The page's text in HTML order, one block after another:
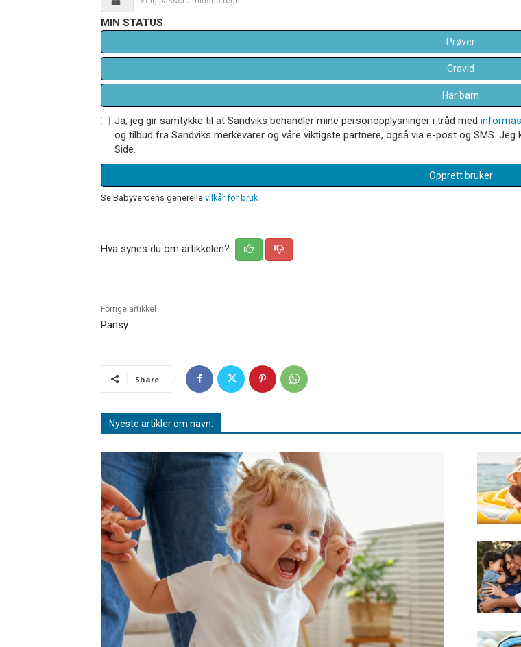
MIN STATUS
Prøver
Gravid
Har barn
Ja, jeg gir samtykke til at Sandviks behandler mine personopplysninger i tråd med
og tilbud fra Sandviks merkevarer og våre viktigste partnere, også via e-post og SMS.
Side.
Opprett bruker
Se Babyverdens generelle vilkår for bruk
Hva synes du om artikkelen?
Forrige artikkel
Pansy
Share
Nyeste artikler om navn: